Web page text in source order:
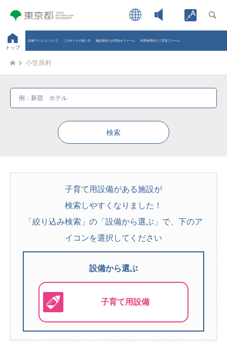
Open
トップ
設備アイコンについて このサイトの使い方 施設様向けお問合せフォーム 利用者様向けご意見フォーム
小笠原村
子育て用設備がある施設が
検索しやすくなりました！
「絞り込み検索」の「設備から選ぶ」で、下のア
イコンを選択してください
設備から選ぶ
子育て用設備